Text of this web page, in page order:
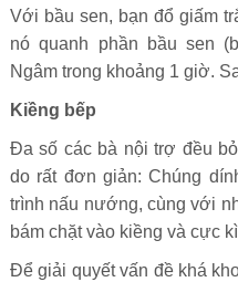
Với bầu sen, bạn đổ giấm
nó quanh phần bầu sen
Ngâm trong khoảng 1 giờ.
Kiềng bếp
Đa số các bà nội trợ đều
do rất đơn giản: Chúng
trình nấu nướng, cùng với
bám chặt vào kiềng và cực
Để giải quyết vấn đề khá